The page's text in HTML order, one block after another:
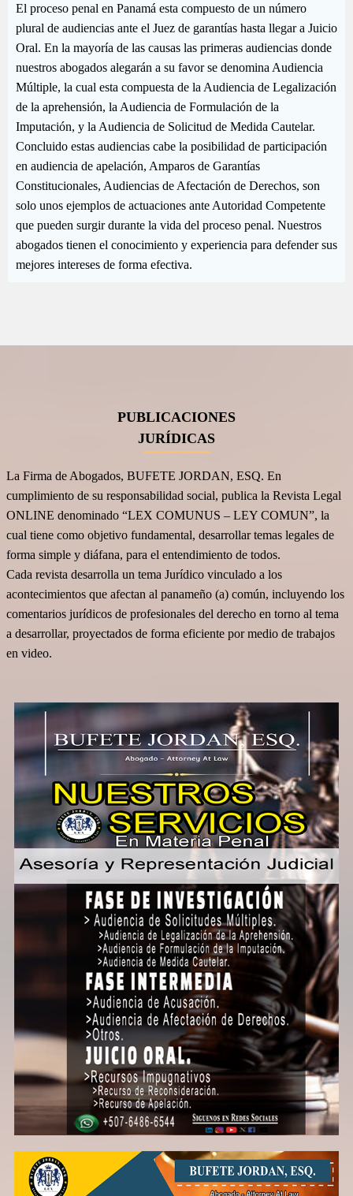
El proceso penal en Panamá esta compuesto de un número
plural de audiencias ante el Juez de garantías hasta llegar a Juicio
Oral. En la mayoría de las causas las primeras audiencias donde
nuestros abogados alegarán a su favor se denomina Audiencia
Múltiple, la cual esta compuesta de la Audiencia de Legalización
de la aprehensión, la Audiencia de Formulación de la
Imputación, y la Audiencia de Solicitud de Medida Cautelar.
Concluido estas audiencias cabe la posibilidad de participación
en audiencia de apelación, Amparos de Garantías
Constitucionales, Audiencias de Afectación de Derechos, son
solo unos ejemplos de actuaciones ante Autoridad Competente
que pueden surgir durante la vida del proceso penal. Nuestros
abogados tienen el conocimiento y experiencia para defender sus
mejores intereses de forma efectiva.
PUBLICACIONES
JURÍDICAS
La Firma de Abogados, BUFETE JORDAN, ESQ. En
cumplimiento de su responsabilidad social, publica la Revista Legal
ONLINE denominado “LEX COMUNUS – LEY COMUN”, la
cual tiene como objetivo fundamental, desarrollar temas legales de
forma simple y diáfana, para el entendimiento de todos.
Cada revista desarrolla un tema Jurídico vinculado a los
acontecimientos que afectan al panameño (a) común, incluyendo los
comentarios jurídicos de profesionales del derecho en torno al tema
a desarrollar, proyectados de forma eficiente por medio de trabajos
en video.